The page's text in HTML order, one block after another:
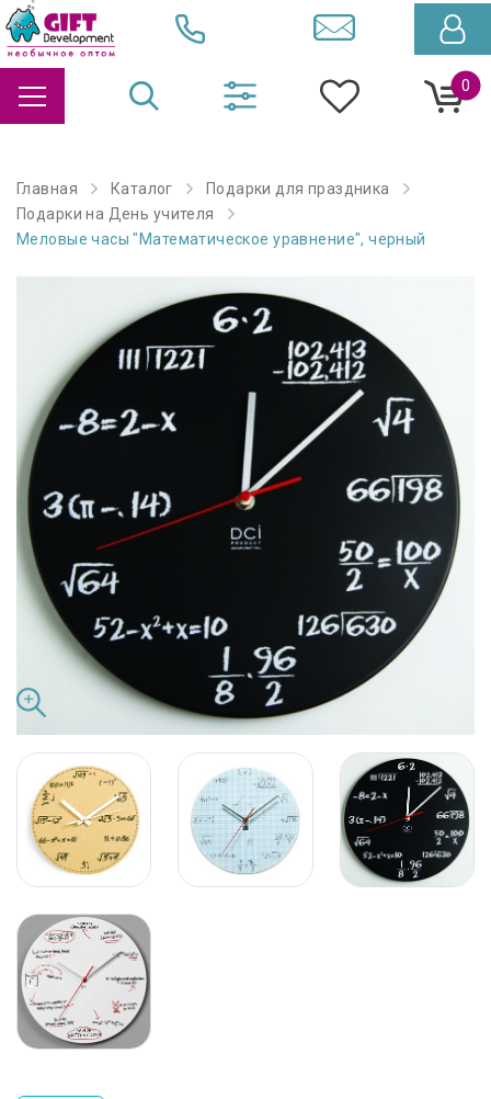
0
Главная Каталог
Подарки для праздника
Подарки на День учителя
Меловые часы "Математическое уравнение", черный